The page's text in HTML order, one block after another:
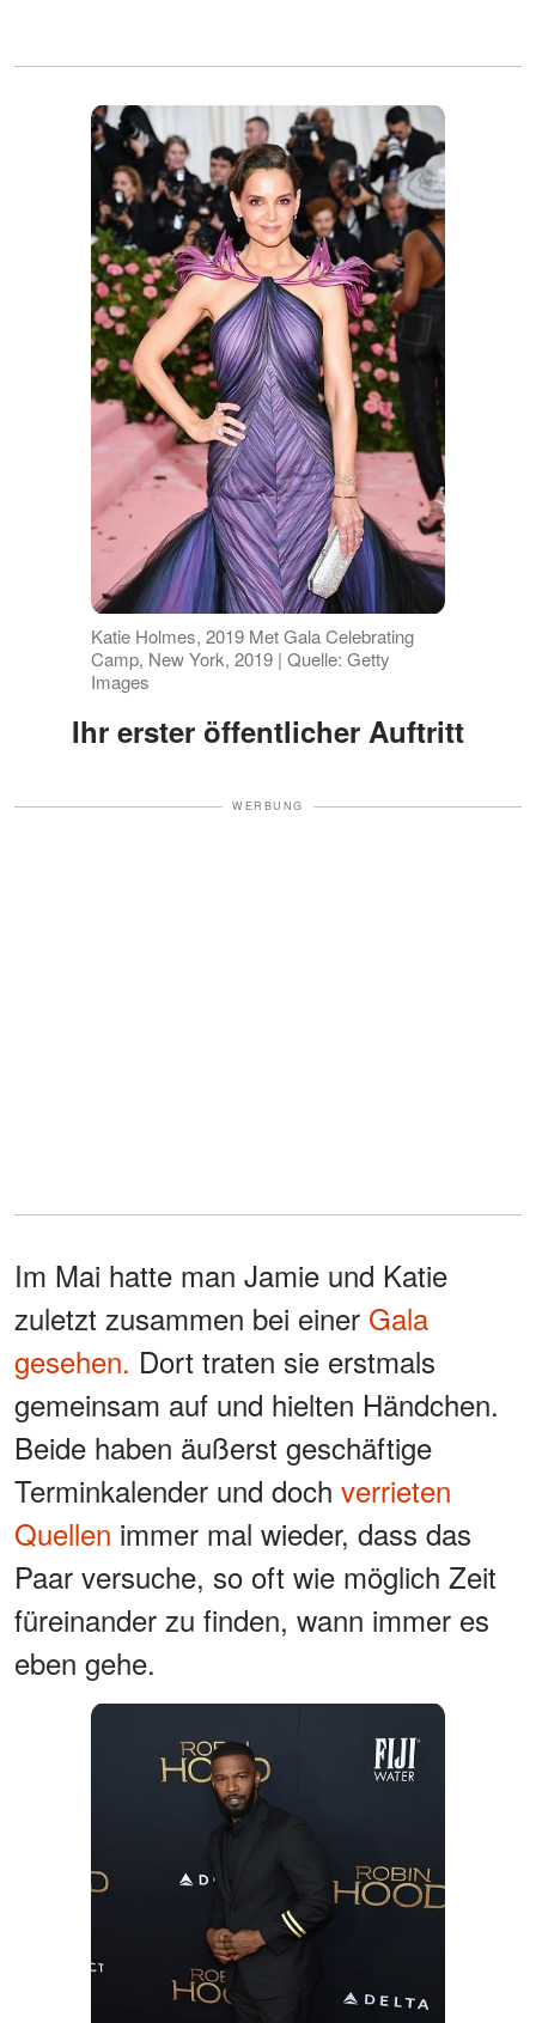
Katie Holmes, 2019 Met Gala Celebrating
Camp, New York, 2019 | Quelle: Getty
Images
Ihr erster öffentlicher Auftritt
WERBUNG
Im Mai hatte man Jamie und Katie
zuletzt zusammen bei einer Gala
gesehen. Dort traten sie erstmals
gemeinsam auf und hielten Händchen.
Beide haben äußerst geschäftige
Terminkalender und doch verrieten
Quellen immer mal wieder, dass das
Paar versuche, so oft wie möglich Zeit
füreinander zu finden, wann immer es
eben gehe.